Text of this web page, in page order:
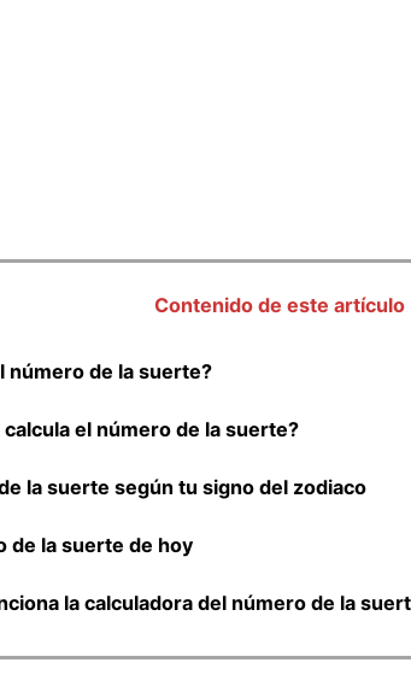
Contenido de este artículo
número de la suerte?
calcula el número de la suerte?
la suerte según tu signo del zodiaco
de la suerte de hoy
la calculadora del número de la